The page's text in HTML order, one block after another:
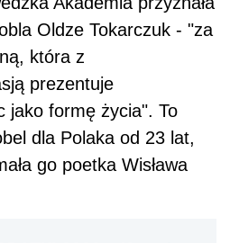
Oldze Tokarczuk - "za
która z
prezentuje
jako formę życia". To
dla Polaka od 23 lat,
go poetka Wisława